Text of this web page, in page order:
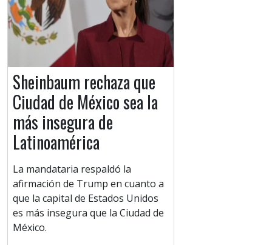
Sheinbaum rechaza que
Ciudad de México sea la
más insegura de
Latinoamérica
La mandataria respaldó la
afirmación de Trump en cuanto a
que la capital de Estados Unidos
es más insegura que la Ciudad de
México.